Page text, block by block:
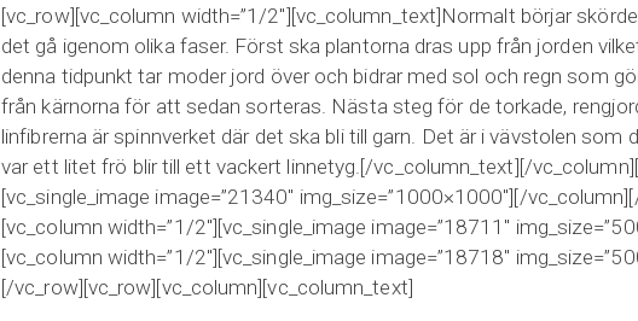
[vc_row][vc_column width=”1/2″][vc_column_text]Normalt börjar
det gå igenom olika faser. Först ska plantorna dras upp från jorden
denna tidpunkt tar moder jord över och bidrar med sol och regn som
från kärnorna för att sedan sorteras. Nästa steg för de torkade,
linfibrerna är spinnverket där det ska bli till garn. Det är i vävstolen som
var ett litet frö blir till ett vackert linnetyg.[/vc_column_text][/
[vc_single_image image=”21340″ img_size=”1000×1000″][/
[vc_column width=”1/2″][vc_single_image image=”18711″
[vc_column width=”1/2″][vc_single_image image=”18718″
[/vc_row][vc_row][vc_column][vc_column_text]